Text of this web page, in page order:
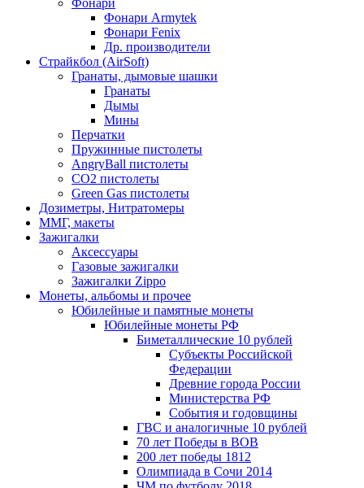
Фонари Armytek
Фонари Fenix
Др. производители
Страйкбол (AirSoft)
Гранаты, дымовые шашки
Гранаты
Дымы
Мины
Перчатки
Пружинные пистолеты
AngryBall пистолеты
CO2 пистолеты
Green Gas пистолеты
Дозиметры, Нитратомеры
ММГ, макеты
Зажигалки
Аксессуары
Газовые зажигалки
Зажигалки Zippo
Монеты, альбомы и прочее
Юбилейные и памятные монеты
Юбилейные монеты РФ
Биметаллические 10 рублей
Субъекты Российской
Федерации
Древние города России
Министерства РФ
События и годовщины
ГВС и аналогичные 10 рублей
70 лет Победы в ВОВ
200 лет победы 1812
Олимпиада в Сочи 2014